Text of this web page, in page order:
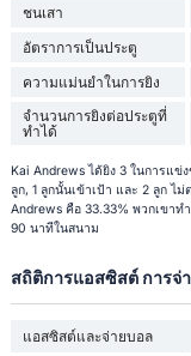
ชนเสา
อัตราการเป็นประตู
ความแม่นยำในการยิง
จำนวนการยิงต่อประตูที่
ทำได้
Kai Andrews ได้ยิง 3 ในการแข่
ลูก, 1 ลูกนั้นเข้าเป้า และ 2 ลูก ไ
Andrews คือ 33.33% พวกเขา
90 นาทีในสนาม
สถิติการแอสซิสต์ การจ่
แอสซิสต์และจ่ายบอล